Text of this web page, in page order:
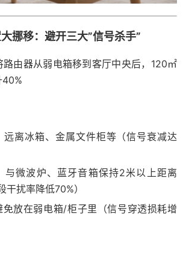
挪移：避开三大”信号杀手”
路由器从弱电箱移到客厅中央后，120㎡
40%
远离冰箱、金属文件柜等（信号衰减达
与微波炉、蓝牙音箱保持2米以上距离
干扰率降低70%）
免放在弱电箱/柜子里（信号穿透损耗增